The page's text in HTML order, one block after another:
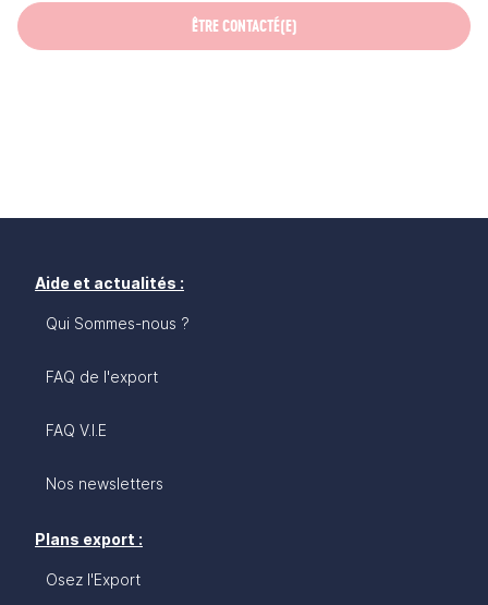
ÊTRE CONTACTÉ(E)
Aide et actualités :
Qui Sommes-nous ?
FAQ de l'export
FAQ V.I.E
Nos newsletters
Plans export :
Osez l'Export